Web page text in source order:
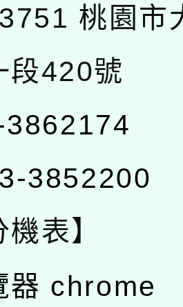
桃園市
段420號
3852200
機表】
器 chrome